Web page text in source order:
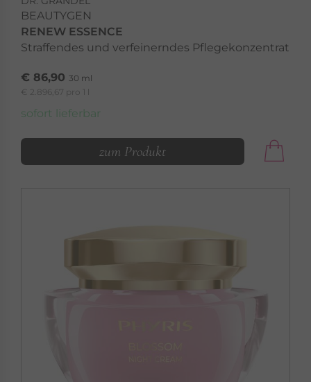
BEAUTYGEN
RENEW ESSENCE
Straffendes und verfeinerndes Pflegekonzentrat
€ 86,90 30 ml
€ 2.896,67 pro 1 l
sofort lieferbar
zum Produkt